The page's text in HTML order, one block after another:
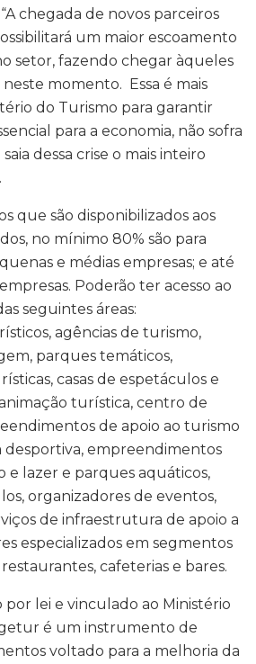
chegada de novos parceiros
um maior escoamento
setor, fazendo chegar àqueles
momento. Essa é mais
do Turismo para garantir
para a economia, não sofra
dessa crise o mais inteiro
que são disponibilizados aos
no mínimo 80% são para
e médias empresas; e até
Poderão ter acesso ao
seguintes áreas:
agências de turismo,
parques temáticos,
casas de espetáculos e
turística, centro de
de apoio ao turismo
desportiva, empreendimentos
lazer e parques aquáticos,
organizadores de eventos,
de infraestrutura de apoio a
especializados em segmentos
cafeterias e bares.
por lei e vinculado ao Ministério
é um instrumento de
voltado para a melhoria da